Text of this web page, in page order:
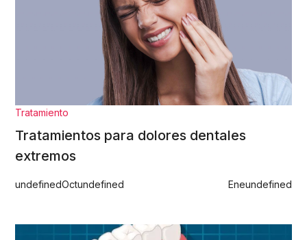
Tratamiento
Tratamientos para dolores dentales
extremos
undefinedOctundefined Eneundefined